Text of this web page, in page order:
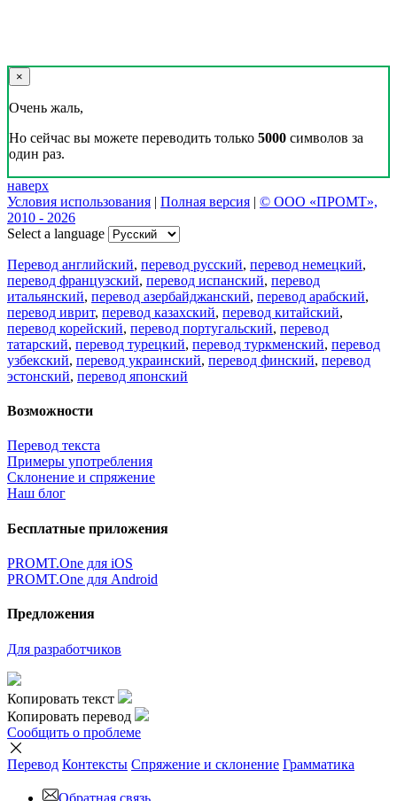
×
Очень жаль,
Но сейчас вы можете переводить только 5000 символов за
один раз.
наверх
Условия использования | Полная версия | © ООО «ПРОМТ»,
2010 - 2026
Select a language
Перевод английский, перевод русский, перевод немецкий,
перевод французский, перевод испанский, перевод
итальянский, перевод азербайджанский, перевод арабский,
перевод иврит, перевод казахский, перевод китайский,
перевод корейский, перевод португальский, перевод
татарский, перевод турецкий, перевод туркменский, перевод
узбекский, перевод украинский, перевод финский, перевод
эстонский, перевод японский
Возможности
Перевод текста
Примеры употребления
Склонение и спряжение
Наш блог
Бесплатные приложения
PROMT.One для iOS
PROMT.One для Android
Предложения
Для разработчиков
Копировать текст
Копировать перевод
Сообщить о проблеме
Перевод Контексты Спряжение и склонение Грамматика
Обратная связь